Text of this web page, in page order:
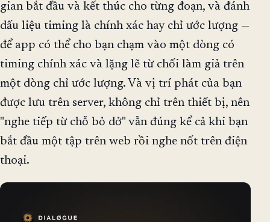
gian bắt đầu và kết thúc cho từng đoạn, và đánh
dấu liệu timing là chính xác hay chỉ ước lượng —
để app có thể cho bạn chạm vào một dòng có
timing chính xác và lặng lẽ từ chối làm giả trên
một dòng chỉ ước lượng. Và vị trí phát của bạn
được lưu trên server, không chỉ trên thiết bị, nên
"nghe tiếp từ chỗ bỏ dở" vẫn đúng kể cả khi bạn
bắt đầu một tập trên web rồi nghe nốt trên điện
thoại.